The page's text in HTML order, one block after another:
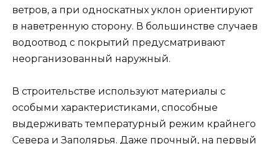
ветров, а при односкатных уклон ориентируют
в наветренную сторону. В большинстве случаев
водоотвод с покрытий предусматривают
неорганизованный наружный.
В строительстве используют материалы с
особыми характеристиками, способные
выдерживать температурный режим крайнего
Севера и Заполярья. Даже прочный, на первый